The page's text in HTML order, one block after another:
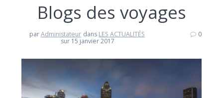
Blogs des voyages
parAdministateur dans LES ACTUALITÉS
sur 15 janvier 2017
0